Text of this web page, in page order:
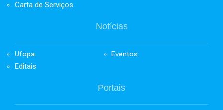
Carta de Serviços
Notícias
Ufopa
Eventos
Editais
Portais